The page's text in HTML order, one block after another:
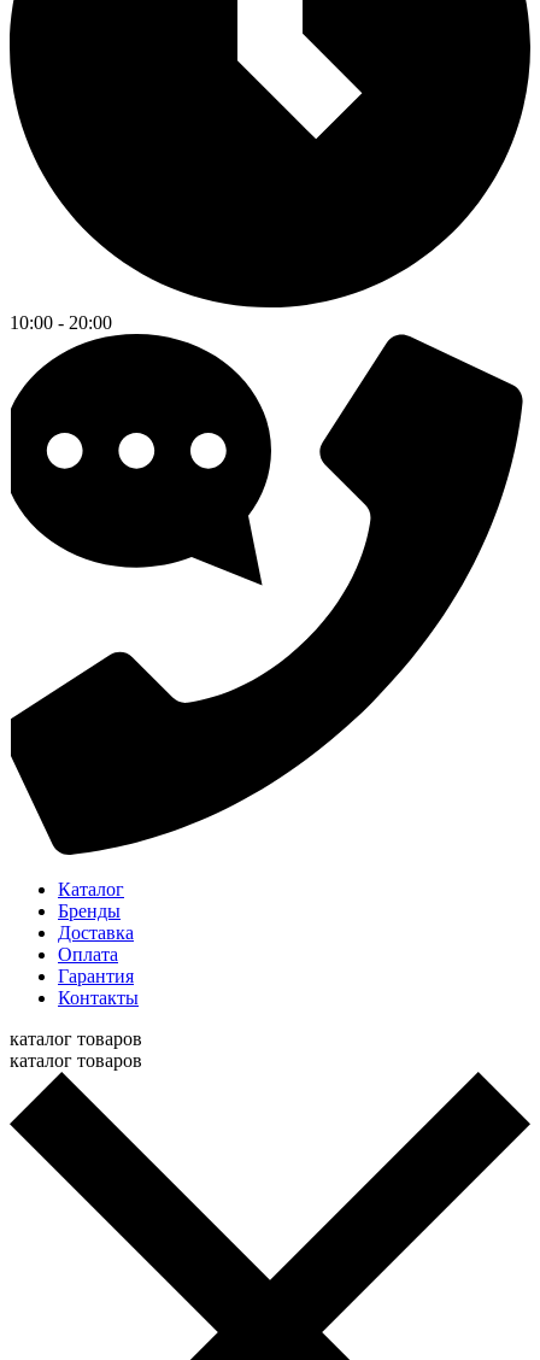
10:00 - 20:00
Каталог
Бренды
Доставка
Оплата
Гарантия
Контакты
каталог товаров
каталог товаров